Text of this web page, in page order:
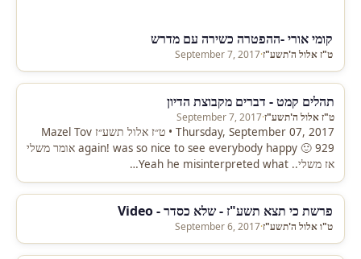
קומי אורי -ההפטרה כשירה עם מדרש
ט"ז אלול ה'תשע"ז·
September 7, 2017
תהלים קמט - דברים מקבוצת הדיון
ט"ז אלול ה'תשע"ז·
September 7, 2017
Thursday, September 07, 2017 • ט״ז אלול תשע״ז Mazel Tov
again! was so nice to see everybody happy 🙂 929 אומר משלי
אז משלי.. Yeah he misinterpreted what…
פרשת כי תצא תשע"ז - שלא כסדר - Video
ט"ו אלול ה'תשע"ז·
September 6, 2017